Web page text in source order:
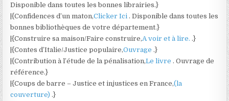
Disponible dans toutes les bonnes librairies.}
|{Confidences d’un maton,Clicker Ici . Disponible dans toutes les
bonnes bibliothèques de votre département.}
|{Construire sa maison/Faire construire,A voir et à lire. .}
|{Contes d’Italie/Justice populaire,Ouvrage .}
|{Contribution à l’étude de la pénalisation,Le livre . Ouvrage de
référence.}
|{Coups de barre – Justice et injustices en France,(la
couverture) .}